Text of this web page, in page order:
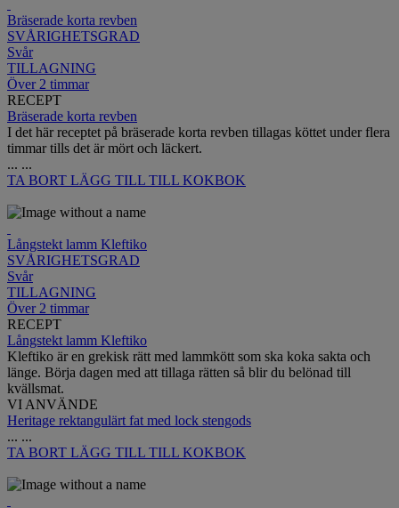
Bräserade korta revben
SVÅRIGHETSGRAD
Svår
TILLAGNING
Över 2 timmar
RECEPT
Bräserade korta revben
I det här receptet på bräserade korta revben tillagas köttet under flera
timmar tills det är mört och läckert.
... ...
TA BORT LÄGG TILL TILL KOKBOK
Långstekt lamm Kleftiko
SVÅRIGHETSGRAD
Svår
TILLAGNING
Över 2 timmar
RECEPT
Långstekt lamm Kleftiko
Kleftiko är en grekisk rätt med lammkött som ska koka sakta och
länge. Börja dagen med att tillaga rätten så blir du belönad till
kvällsmat.
VI ANVÄNDE
Heritage rektangulärt fat med lock stengods
... ...
TA BORT LÄGG TILL TILL KOKBOK